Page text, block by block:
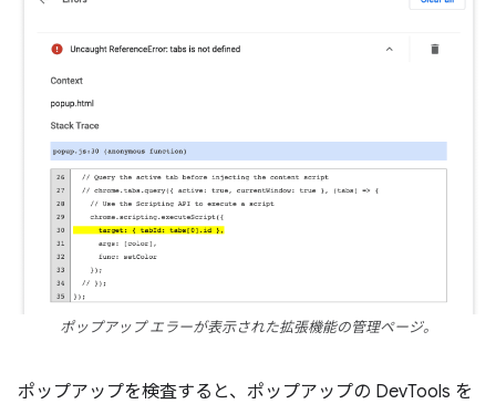
ポップアップ エラーが表示された拡張機能の管理ページ。
ポップアップを検査すると、ポップアップの DevTools を